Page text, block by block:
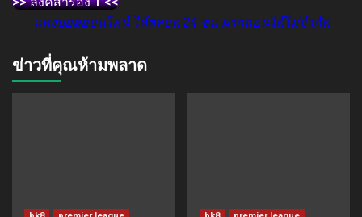
แทงบอลออนไลน์ ได้ตลอด 24 ชม ฝากถอนได้ไม่จำกัด
ข่าวที่คุณห้ามพลาด